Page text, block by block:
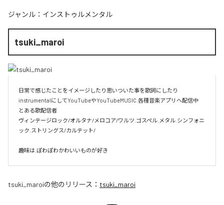
ジャンル： インストゥルメンタル
tsuki_maroi
日常で感じたことをイメージしたり思いついた事を歌詞にしたり
instrumentalにしてYouTubeやYouTubeMUSIC.各種音楽アプリへ配信中
とある歌配信者
ヴィンテージロック/オルタナ/メロコア/ワルツ.ゴスペル.メタル.シンフォニ
ック.ストリングス/カルテット/
趣味は.ぽわぽわかわいいものが好き
tsuki_maroiの他のリリース： tsuki_maroi